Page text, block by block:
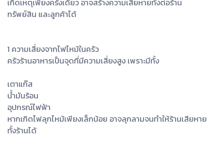
เกิดเหตุเพียงครั้งเดียว อาจสร้างความเสียหายทั้งต่อร้าน
ทรัพย์สิน และลูกค้าได้
1 ความเสี่ยงจากไฟไหม้ในครัว
ครัวร้านอาหารเป็นจุดที่มีความเสี่ยงสูง เพราะมีทั้ง
เตาแก๊ส
น้ำมันร้อน
อุปกรณ์ไฟฟ้า
หากเกิดไฟลุกไหม้เพียงเล็กน้อย อาจลุกลามจนทำให้ร้านเสียหาย
ทั้งร้านได้